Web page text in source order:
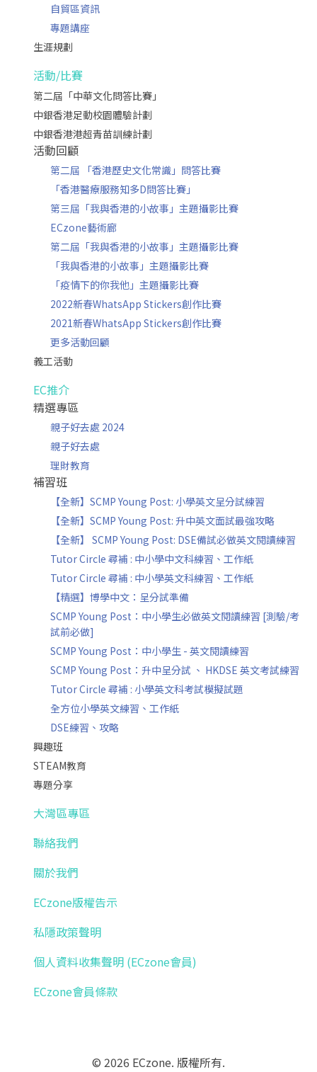
自貿區資訊
專題講座
生涯規劃
活動/比賽
第二屆「中華文化問答比賽」
中銀香港足動校園體驗計劃
中銀香港港超青苗訓練計劃
活動回顧
第二屆 「香港歷史文化常識」問答比賽
「香港醫療服務知多D問答比賽」
第三屆「我與香港的小故事」主題攝影比賽
ECzone藝術廊
第二屆「我與香港的小故事」主題攝影比賽
「我與香港的小故事」主題攝影比賽
「疫情下的你我他」主題攝影比賽
2022新春WhatsApp Stickers創作比賽
2021新春WhatsApp Stickers創作比賽
更多活動回顧
義工活動
EC推介
精選專區
親子好去處 2024
親子好去處
理財教育
補習班
【全新】SCMP Young Post: 小學英文呈分試練習
【全新】SCMP Young Post: 升中英文面試最強攻略
【全新】 SCMP Young Post: DSE備試必做英文閱讀練習
Tutor Circle 尋補 : 中小學中文科練習、工作紙
Tutor Circle 尋補 : 中小學英文科練習、工作紙
【精選】博學中文：呈分試準備
SCMP Young Post：中小學生必做英文閱讀練習 [測驗/考
試前必做]
SCMP Young Post：中小學生 - 英文閱讀練習
SCMP Young Post：升中呈分試 、 HKDSE 英文考試練習
Tutor Circle 尋補 : 小學英文科考試模擬試題
全方位小學英文練習、工作紙
DSE練習、攻略
興趣班
STEAM教育
專題分享
大灣區專區
聯絡我們
關於我們
ECzone版權告示
私隱政策聲明
個人資料收集聲明 (ECzone會員)
ECzone會員條款
© 2026 ECzone. 版權所有.